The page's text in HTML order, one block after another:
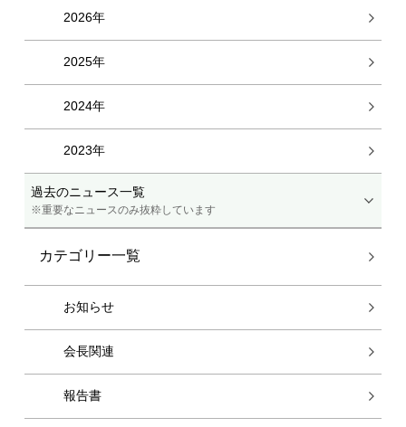
過去のニュース一覧
※重要なニュースのみ抜粋しています
2026年
2025年
2024年
2023年
カテゴリー一覧
お知らせ
会長関連
報告書